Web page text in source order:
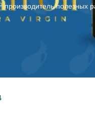
полезных